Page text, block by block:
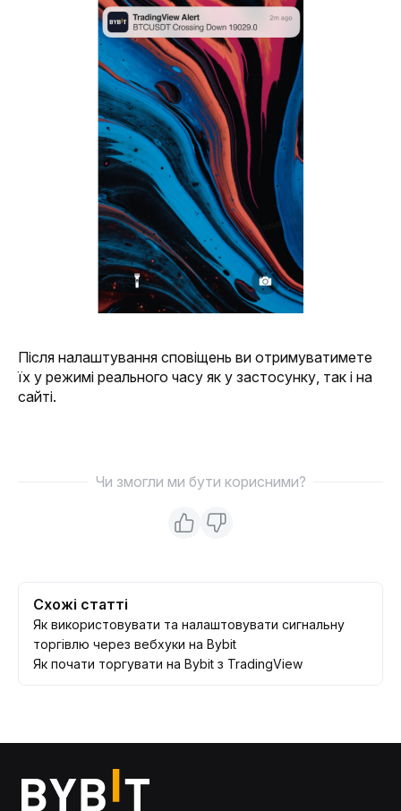
Після налаштування сповіщень ви отримуватимете
їх у режимі реального часу як у застосунку, так і на
сайті.
Чи змогли ми бути корисними?
Схожі статті
Як використовувати та налаштовувати сигнальну
торгівлю через вебхуки на Bybit
Як почати торгувати на Bybit з TradingView